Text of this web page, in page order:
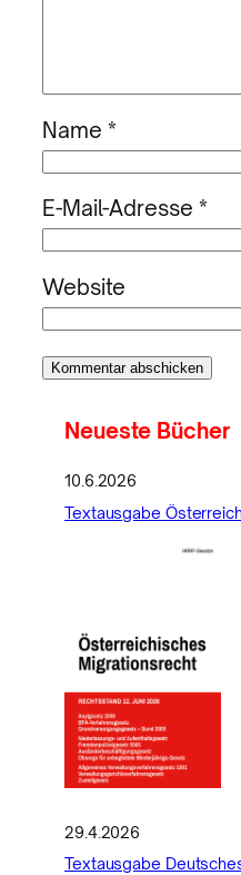
Name *
E-Mail-Adresse *
Website
Neueste Bücher
10.6.2026
Textausgabe
29.4.2026
Textausgabe